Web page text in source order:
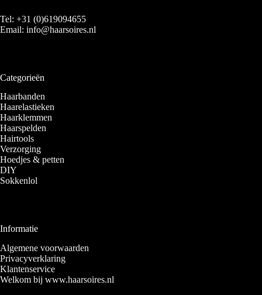
Tel: +31 (0)619094655
Email: info@haarsoires.nl
Categorieën
Haarbanden
Haarelastieken
Haarklemmen
Haarspelden
Hairtools
Verzorging
Hoedjes & petten
DIY
Sokkenlol
Informatie
Algemene voorwaarden
Privacyverklaring
Klantenservice
Welkom bij www.haarsoires.nl